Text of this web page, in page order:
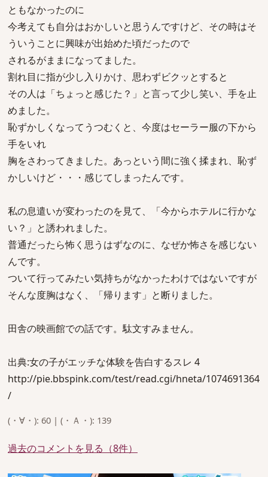
ともなかったのに
今考えても自分はおかしいと思うんですけど、その時はそ
ういうことに興味が出始めた頃だったので
されるがままになってました。
割れ目に指が少し入りかけ、思わずビクッとすると
その人は「ちょっと感じた？」と言って少し笑い、手を止
めました。
恥ずかしくなってうつむくと、今度はセーラー服の下から
手をいれ
胸をさわってきました。あっという間に強く揉まれ、恥ず
かしいけど・・・感じてしまったんです。
私の息遣いが変わったのを見て、「今からホテルに行かな
い？」と誘われました。
普通だったら怖く思うはずなのに、なぜか怖さを感じない
んです。
ついて行ってみたい気持ちがなかったわけではないですが
そんな度胸はなく、「帰ります」と断りました。
田舎の映画館での話です。駄文すみません。
出典:女の子がエッチな体験を告白するスレ 4
http://pie.bbspink.com/test/read.cgi/hneta/1074691364
/
(・∀・): 60 | (・Ａ・): 139
過去のコメントを見る（8件）